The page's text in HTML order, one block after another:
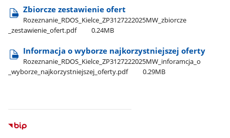
Zbiorcze zestawienie ofert
Rozeznanie​​_RDOS​​_Kielce​​_ZP3127222025MW​​_zbiorcze​
_zestawienie​_ofert.pdf
0.24MB
Informacja o wyborze najkorzystniejszej oferty
Rozeznanie​​_RDOS​​_Kielce​​_ZP3127222025MW​​_inforamcja​_o​
_wyborze​_najkorzystniejszej​_oferty.pdf
0.29MB